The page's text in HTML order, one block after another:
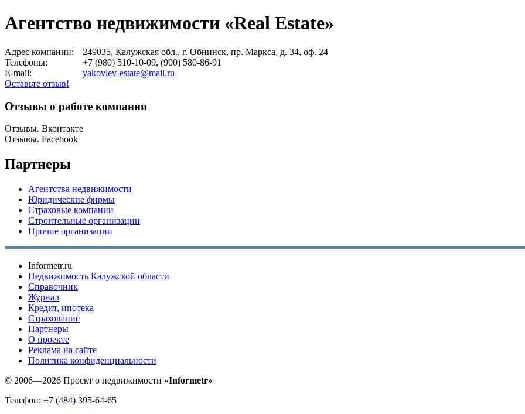
Агентство недвижимости «Real Estate»
Адрес компании:
249035, Калужская обл., г. Обнинск, пр. Маркса, д. 34, оф. 24
Телефоны:
+7 (980) 510-10-09, (900) 580-86-91
E-mail:
yakovlev-estate@mail.ru
Оставьте отзыв!
Отзывы о работе компании
Отзывы. Вконтакте
Отзывы. Facebook
Партнеры
Агентства недвижимости
Юридические фирмы
Страховые компании
Строительные организации
Прочие организации
Informetr.ru
Недвижимость Калужской области
Справочник
Журнал
Кредит, ипотека
Страхование
Партнеры
O проекте
Реклама на сайте
Политика конфиденциальности
© 2006—2026 Проект о недвижимости «Informetr»
Телефон: +7 (484) 395-64-65